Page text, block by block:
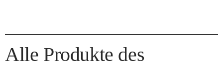
Alle Produkte des